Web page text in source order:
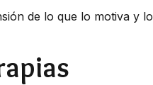
de lo que lo motiva y